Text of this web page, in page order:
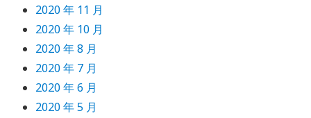
2020 年 11 月
2020 年 10 月
2020 年 8 月
2020 年 7 月
2020 年 6 月
2020 年 5 月